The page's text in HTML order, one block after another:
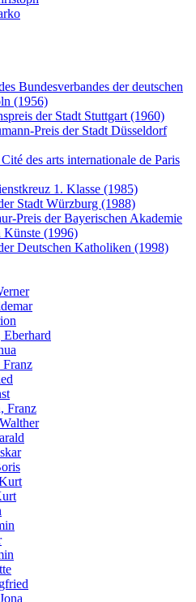
Bundesverbandes der deutschen
(1956)
der Stadt Stuttgart (1960)
Preis der Stadt Düsseldorf
des arts internationale de Paris
1. Klasse (1985)
Stadt Würzburg (1988)
Preis der Bayerischen Akademie
Künste (1996)
Deutschen Katholiken (1998)
Eberhard
Franz
Franz